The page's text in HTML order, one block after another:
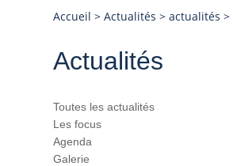
Accueil >Actualités >actualités >
Actualités
Toutes les actualités
Les focus
Agenda
Galerie